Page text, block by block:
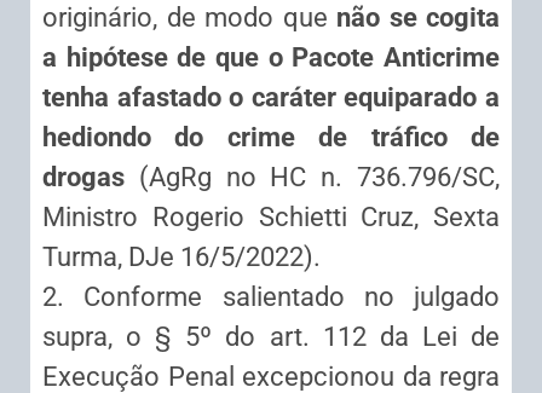
originário, de modo que não se cogita
a hipótese de que o Pacote Anticrime
tenha afastado o caráter equiparado a
hediondo do crime de tráfico de
drogas (AgRg no HC n. 736.796/SC,
Ministro Rogerio Schietti Cruz, Sexta
Turma, DJe 16/5/2022).
2. Conforme salientado no julgado
supra, o § 5º do art. 112 da Lei de
Execução Penal excepcionou da regra